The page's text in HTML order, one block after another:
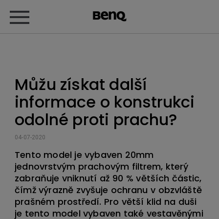
Můžu získat další
informace o konstrukci
odolné proti prachu?
04-07-2020
Tento model je vybaven 20mm
jednovrstvým prachovým filtrem, který
zabraňuje vniknutí až 90 % větších částic,
čímž výrazně zvyšuje ochranu v obzvláště
prašném prostředí. Pro větší klid na duši
je tento model vybaven také vestavěnými